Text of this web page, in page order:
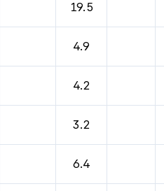
19.5
4.9
4.2
3.2
6.4